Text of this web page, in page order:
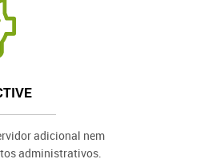
adicional nem
administrativos.